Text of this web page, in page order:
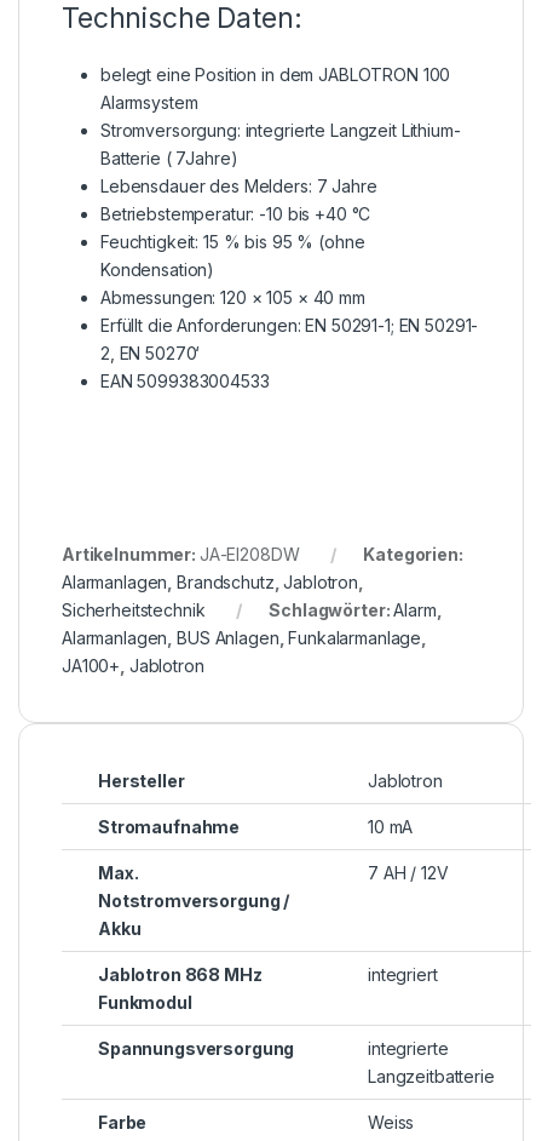
Technische Daten:
belegt eine Position in dem JABLOTRON 100
Alarmsystem
Stromversorgung: integrierte Langzeit Lithium-
Batterie ( 7Jahre)
Lebensdauer des Melders: 7 Jahre
Betriebstemperatur: -10 bis +40 °C
Feuchtigkeit: 15 % bis 95 % (ohne
Kondensation)
Abmessungen: 120 × 105 × 40 mm
Erfüllt die Anforderungen: EN 50291-1; EN 50291-
2, EN 50270‘
EAN 5099383004533
Artikelnummer: JA-EI208DW
Kategorien:
Alarmanlagen ,Brandschutz ,Jablotron
Sicherheitstechnik
Schlagwörter:Alarm
Alarmanlagen ,BUS Anlagen ,Funkalarmanlage
JA100+ Jablotron
Hersteller Jablotron
Stromaufnahme 10 mA
Max.
Notstromversorgung /
Akku
7 AH / 12V
Jablotron 868 MHz
Funkmodul
integriert
Spannungsversorgung
integrierte
Langzeitbatterie
Farbe Weiss